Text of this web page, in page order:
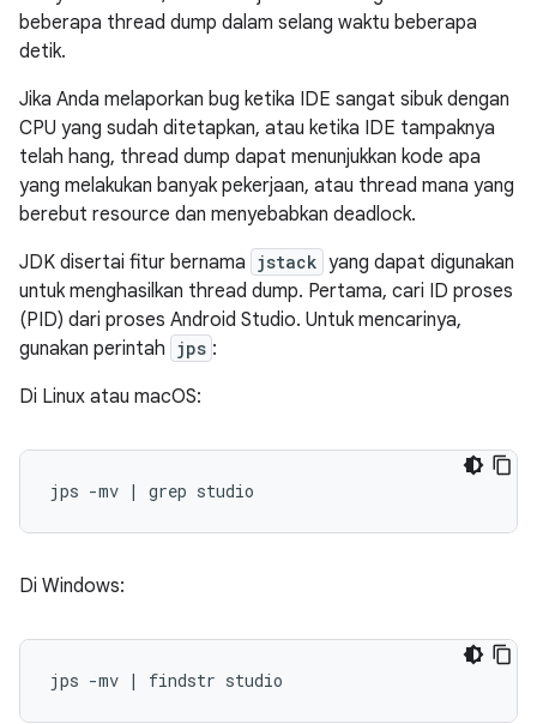
beberapa thread dump dalam selang waktu beberapa
detik.
Jika Anda melaporkan bug ketika IDE sangat sibuk dengan
CPU yang sudah ditetapkan, atau ketika IDE tampaknya
telah hang, thread dump dapat menunjukkan kode apa
yang melakukan banyak pekerjaan, atau thread mana yang
berebut resource dan menyebabkan deadlock.
JDK disertai fitur bernama jstack yang dapat digunakan
untuk menghasilkan thread dump. Pertama, cari ID proses
(PID) dari proses Android Studio. Untuk mencarinya,
gunakan perintah jps :
Di Linux atau macOS:
Di Windows: